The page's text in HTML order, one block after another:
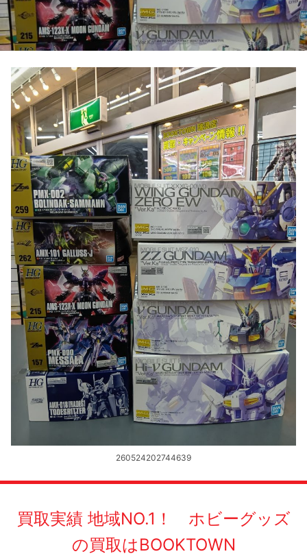
260524202744639
買取実績 地域NO.1！ ホビーグッズ
の買取はBOOKTOWN